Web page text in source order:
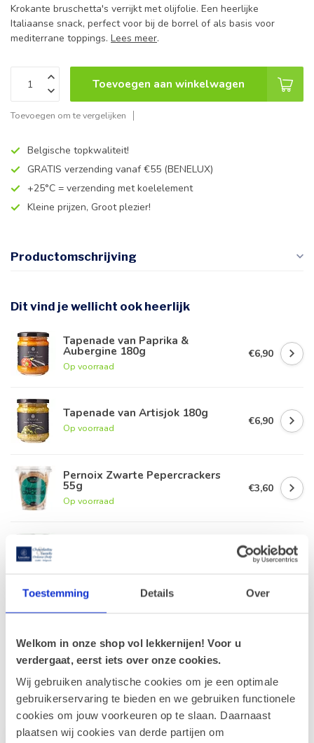
Toestemming Details Over
Welkom in onze shop vol lekkernijen! Voor u
verdergaat, eerst iets over onze cookies.
Wij gebruiken analytische cookies om je een optimale
gebruikerservaring te bieden en we gebruiken functionele
cookies om jouw voorkeuren op te slaan. Daarnaast
plaatsen wij cookies van derde partijen om
Krokante bruschetta's verrijkt met olijfolie. Een heerlijke
Italiaanse snack, perfect voor bij de borrel of als basis voor
mediterrane toppings. Lees meer.
Toevoegen aan winkelwagen
Toevoegen om te vergelijken
Belgische topkwaliteit!
GRATIS verzending vanaf €55 (BENELUX)
+25°C = verzending met koelelement
Kleine prijzen, Groot plezier!
Productomschrijving
Dit vind je wellicht ook heerlijk
Tapenade van Paprika &
Aubergine 180g
Op voorraad
€6,90
Tapenade van Artisjok 180g
Op voorraad
€6,90
Pernoix Zwarte Pepercrackers
55g
Op voorraad
€3,60
€17,90
Pernoix Spice Balls 75g
Recent bekeken